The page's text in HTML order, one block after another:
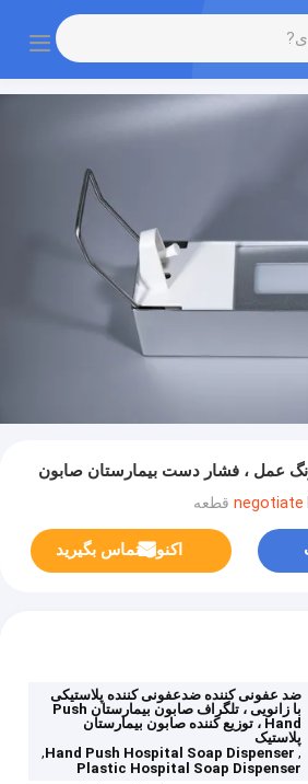
عمل ، فشار دست بیمارستان صابون
اکنون تماس بگیرید
ضد عفونی کننده ضدعفونی کننده پلاستیکی
با زانویی ، تلگراف صابون بیمارستان Push
Hand ، توزیع کننده صابون بیمارستان
پلاستیک
,
Hand Push Hospital Soap Dispenser
,
Plastic Hospital Soap Dispenser